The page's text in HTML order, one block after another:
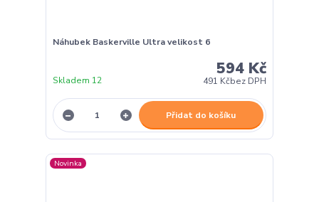
Náhubek Baskerville Ultra velikost 6
594 Kč
491 Kčbez DPH
Skladem 12
Přidat do košíku
Novinka